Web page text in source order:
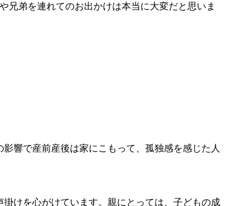
兄弟を連れてのお出かけは本当に大変だと思いま
響で産前産後は家にこもって、孤独感を感じた人
けを心がけています。親にとっては、子どもの成